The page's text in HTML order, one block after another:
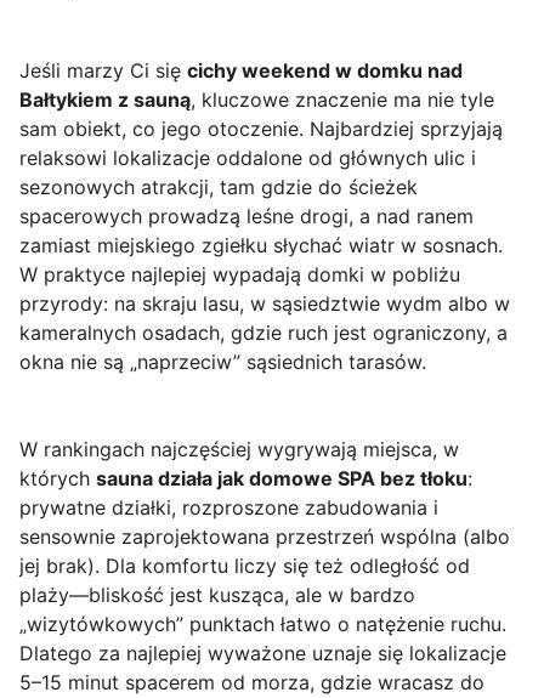
Jeśli marzy Ci się cichy weekend w domku nad
Bałtykiem z sauną, kluczowe znaczenie ma nie tyle
sam obiekt, co jego otoczenie. Najbardziej sprzyjają
relaksowi lokalizacje oddalone od głównych ulic i
sezonowych atrakcji, tam gdzie do ścieżek
spacerowych prowadzą leśne drogi, a nad ranem
zamiast miejskiego zgiełku słychać wiatr w sosnach.
W praktyce najlepiej wypadają domki w pobliżu
przyrody: na skraju lasu, w sąsiedztwie wydm albo w
kameralnych osadach, gdzie ruch jest ograniczony, a
okna nie są „naprzeciw” sąsiednich tarasów.
W rankingach najczęściej wygrywają miejsca, w
których sauna działa jak domowe SPA bez tłoku:
prywatne działki, rozproszone zabudowania i
sensownie zaprojektowana przestrzeń wspólna (albo
jej brak). Dla komfortu liczy się też odległość od
plaży—bliskość jest kusząca, ale w bardzo
„wizytówkowych” punktach łatwo o natężenie ruchu.
Dlatego za najlepiej wyważone uznaje się lokalizacje
5–15 minut spacerem od morza, gdzie wracasz do